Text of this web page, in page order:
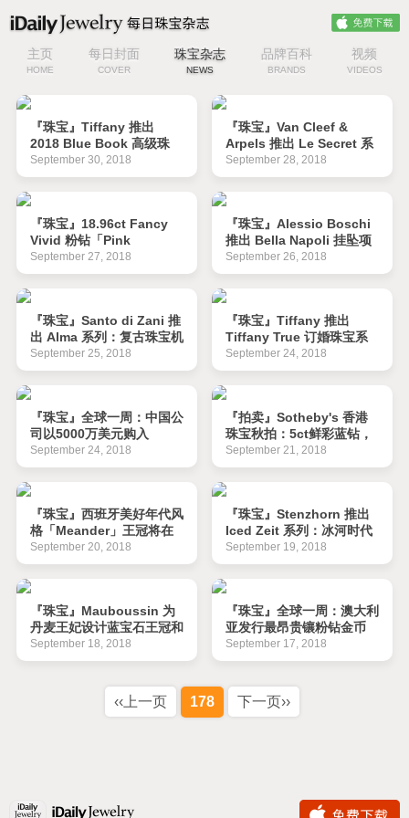
主页
HOME
每日封面
COVER
珠宝杂志
NEWS
品牌百科
BRANDS
视频
VIDEOS
『珠宝』Tiffany 推出
2018 Blue Book 高级珠
宝：四季风景
September 30, 2018
『珠宝』Van Cleef &
Arpels 推出 Le Secret 系
列新作：隐秘与诗意
September 28, 2018
『珠宝』18.96ct Fancy
Vivid 粉钻「Pink
Legacy」将在日内瓦拍卖
September 27, 2018
『珠宝』Alessio Boschi
推出 Bella Napoli 挂坠项
链：那不勒斯灵感
September 26, 2018
『珠宝』Santo di Zani 推
出 Alma 系列：复古珠宝机
巧
September 25, 2018
『珠宝』Tiffany 推出
Tiffany True 订婚珠宝系
列：新钻石切割与立体
「T」元素
September 24, 2018
『珠宝』全球一周：中国公
司以5000万美元购入
61500ct蓝宝石刚玉雕件
September 24, 2018
『拍卖』Sotheby's 香港
珠宝秋拍：5ct鲜彩蓝钻，
Bulgari 祖母绿项链
September 21, 2018
『珠宝』西班牙美好年代风
格「Meander」王冠将在
伦敦进行拍卖
September 20, 2018
『珠宝』Stenzhorn 推出
Iced Zeit 系列：冰河时代
September 19, 2018
『珠宝』Mauboussin 为
丹麦王妃设计蓝宝石王冠和
戒指
September 18, 2018
『珠宝』全球一周：澳大利
亚发行最昂贵镶粉钻金币
September 17, 2018
‹‹上一页 178 下一页››